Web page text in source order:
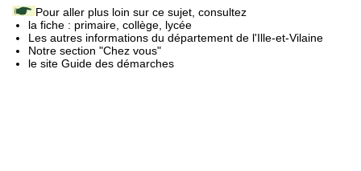
Pour aller plus loin sur ce sujet, consultez
la fiche : primaire, collège, lycée
Les autres informations du département de l'Ille-et-Vilaine
Notre section "Chez vous"
le site Guide des démarches